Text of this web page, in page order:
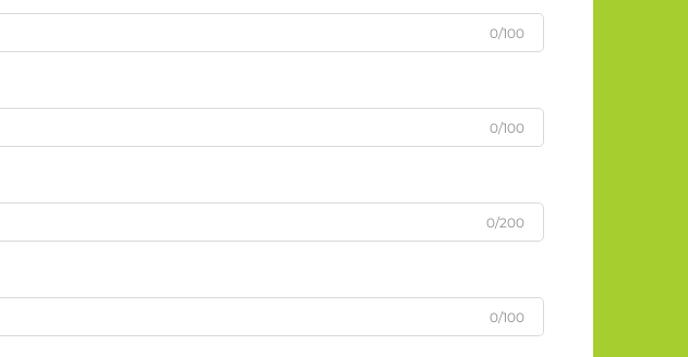
0/100
0/100
0/200
0/100